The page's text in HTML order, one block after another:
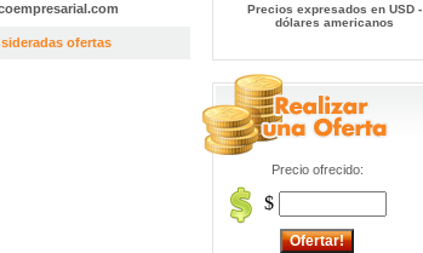
ofertas
Precios expresados en USD -
dólares americanos
Precio ofrecido:
$